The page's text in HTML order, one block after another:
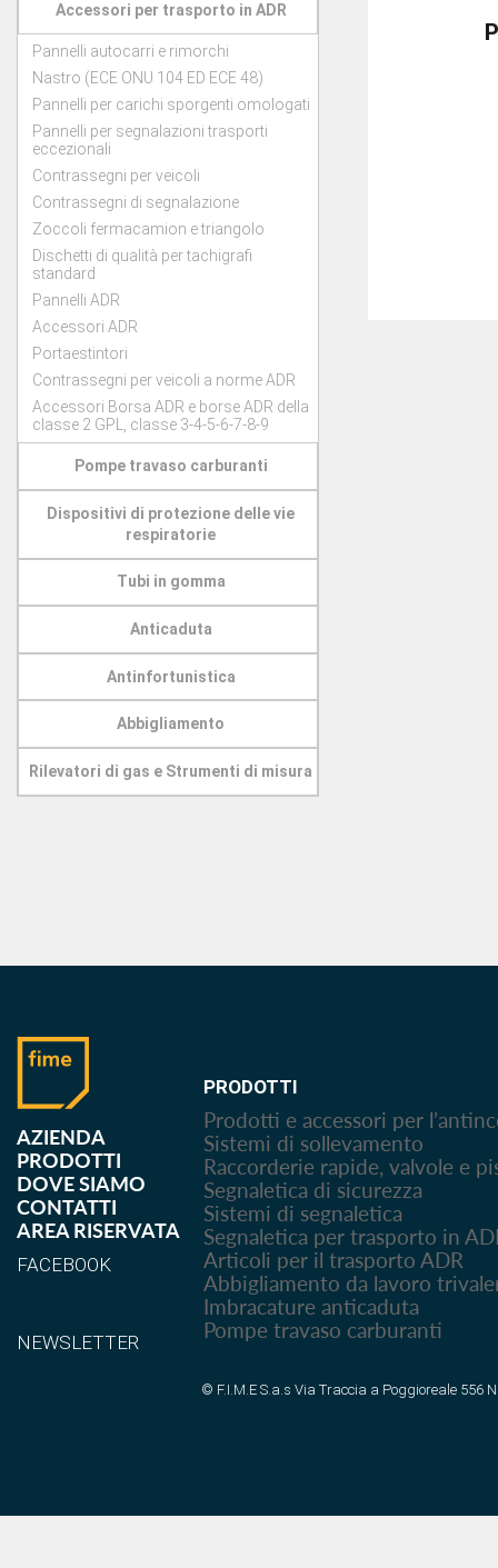
Accessori per trasporto in ADR
Pannelli autocarri e rimorchi
Nastro (ECE ONU 104 ED ECE 48)
Pannelli per carichi sporgenti omologati
Pannelli per segnalazioni trasporti
eccezionali
Contrassegni per veicoli
Contrassegni di segnalazione
Zoccoli fermacamion e triangolo
Dischetti di qualità per tachigrafi
standard
Pannelli ADR
Accessori ADR
Portaestintori
Contrassegni per veicoli a norme ADR
Accessori Borsa ADR e borse ADR della
classe 2 GPL, classe 3-4-5-6-7-8-9
Pompe travaso carburanti
Dispositivi di protezione delle vie
respiratorie
Tubi in gomma
Anticaduta
Antinfortunistica
Abbigliamento
Rilevatori di gas e Strumenti di misura
AZIENDA
PRODOTTI
DOVE SIAMO
CONTATTI
AREA RISERVATA
FACEBOOK
NEWSLETTER
PRODOTTI
Prodotti e accessori per
Sistemi di sollevamento
Raccorderie rapide, valvole e
Segnaletica di sicurezza
Sistemi di segnaletica
Segnaletica per trasporto in
Articoli per il trasporto ADR
Abbigliamento da lavoro
Imbracature anticaduta
Pompe travaso carburanti
© F.I.M.E S.a.s Via Traccia a Poggioreale 556